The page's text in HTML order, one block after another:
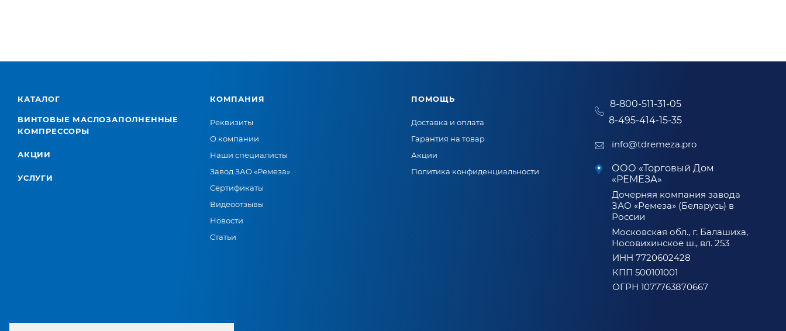
КАТАЛОГ
ВИНТОВЫЕ МАСЛОЗАПОЛНЕННЫЕ
КОМПРЕССОРЫ
АКЦИИ
УСЛУГИ
КОМПАНИЯ
Реквизиты
О компании
Наши специалисты
Завод ЗАО «Ремеза»
Сертификаты
Видеоотзывы
Новости
Статьи
ПОМОЩЬ
Доставка и оплата
Гарантия на товар
Акции
Политика конфиденциальности
8-800-511-31-05
8-495-414-15-35
info@tdremeza.pro
ООО «Торговый Дом
«РЕМЕЗА»
Дочерняя компания завода
ЗАО «Ремеза» (Беларусь) в
России
Московская обл., г. Балашиха,
Носовихинское ш., вл. 253
ИНН 7720602428
КПП 500101001
ОГРН 1077763870667